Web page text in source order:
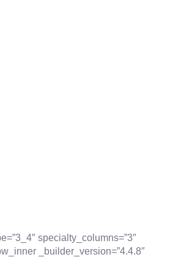
specialty_columns=”3″
_builder_version=”4.4.8″